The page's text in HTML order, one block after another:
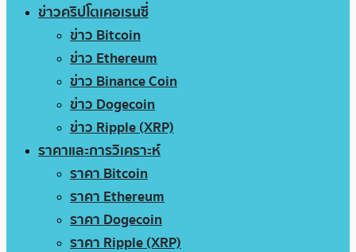
ข่าวคริปโตเคอเรนซี่
ข่าว Bitcoin
ข่าว Ethereum
ข่าว Binance Coin
ข่าว Dogecoin
ข่าว Ripple (XRP)
ราคาและการวิเคราะห์
ราคา Bitcoin
ราคา Ethereum
ราคา Dogecoin
ราคา Ripple (XRP)